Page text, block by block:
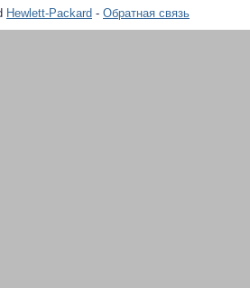
Hewlett-Packard - Обратная связь